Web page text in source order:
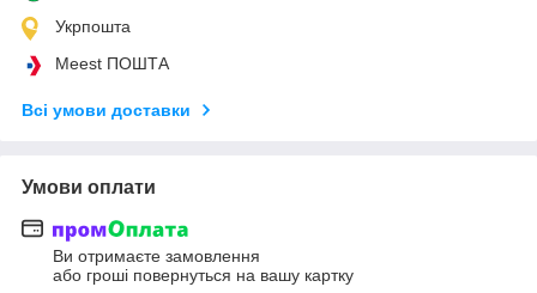
Укрпошта
Meest ПОШТА
Всі умови доставки
Умови оплати
Ви отримаєте замовлення
або гроші повернуться на вашу картку